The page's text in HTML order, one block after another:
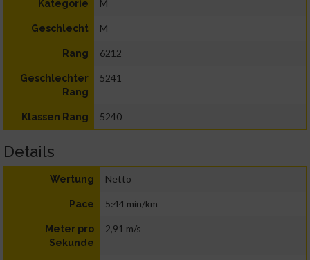
Kategorie M
Geschlecht M
Rang 6212
Geschlechter
Rang
5241
Klassen Rang 5240
Details
Wertung Netto
Pace 5:44 min/km
Meter pro
Sekunde
2,91 m/s